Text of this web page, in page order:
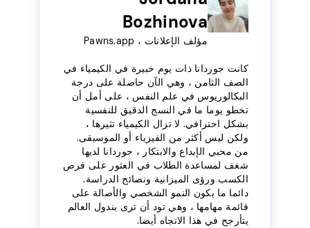
Bozhinova
مؤلف الإعلانات ، Pawns.app
كانت جوردانا ذات يوم خبيرة في الكيمياء في
الصف الثامن ، وهي الآن حاصلة على درجة
البكالوريوس في علم النفس ، على أمل أن
تخطو يوما ما في النسج الدقيق للنفسية
بشكل احترافي. لا تزال الكيمياء تثيرها ،
ولكن ليس أكثر من الفيزياء أو الموسيقى.
من محبي الإبداع والابتكار ، جوردانا لديها
شغف لمساعدة الطلاب في العثور على فرص
الكسب ورؤى الميزانية ونصائح الدراسة.
دائما ما يكون النمو الشخصي والأصالة على
قائمة مهامها ، وهي تود أن ترى بندول العالم
يتأرجح في هذا الاتجاه أيضا.